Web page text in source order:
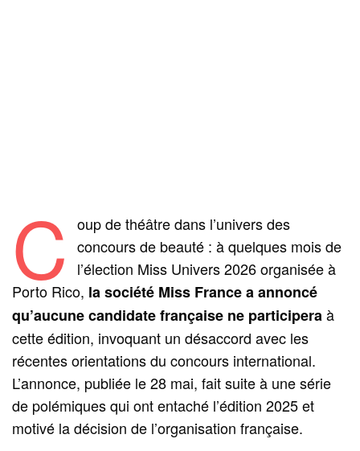
C
oup de théâtre dans l’univers des
concours de beauté : à quelques mois de
l’élection Miss Univers 2026 organisée à
Porto Rico, la société Miss France a annoncé
qu’aucune candidate française ne participeraà
cette édition, invoquant un désaccord avec les
récentes orientations du concours international.
L’annonce, publiée le 28 mai, fait suite à une série
de polémiques qui ont entaché l’édition 2025 et
motivé la décision de l’organisation française.